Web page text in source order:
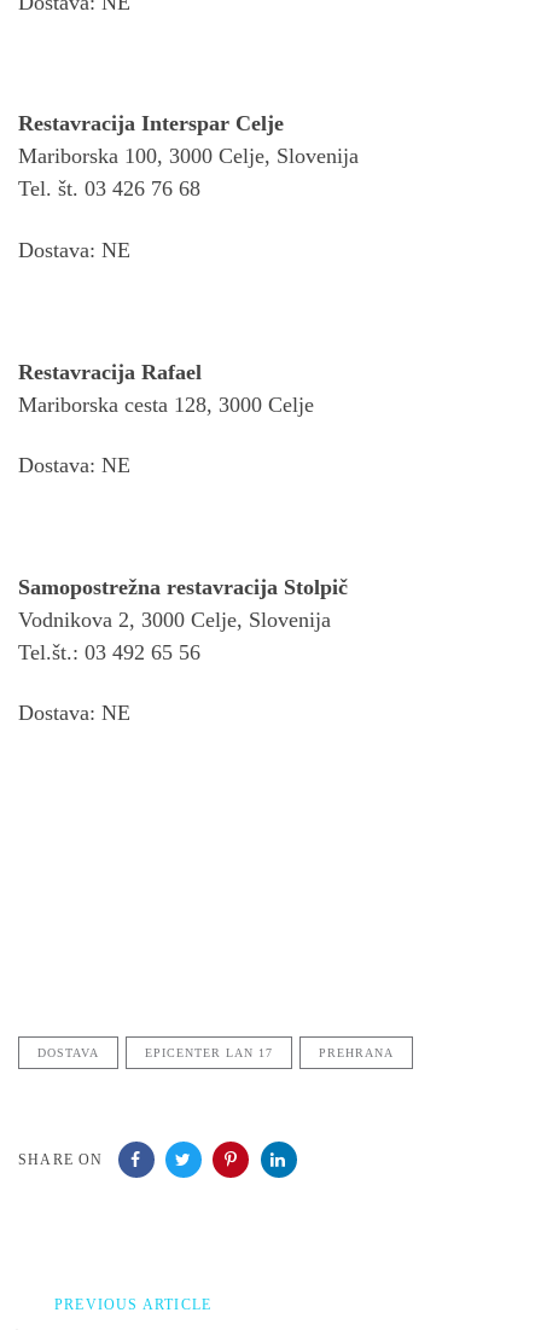
Restavracija Interspar Celje
Mariborska 100, 3000 Celje, Slovenija
Tel. št. 03 426 76 68
Dostava: NE
Restavracija Rafael
Mariborska cesta 128, 3000 Celje
Dostava: NE
Samopostrežna restavracija Stolpič
Vodnikova 2, 3000 Celje, Slovenija
Tel.št.: 03 492 65 56
Dostava: NE
DOSTAVA EPICENTER LAN 17 PREHRANA
SHARE ON
Previous
PREVIOUS ARTICLE